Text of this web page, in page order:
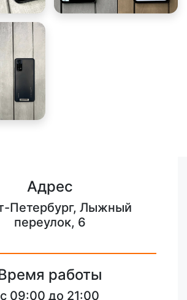
Адрес
Петербург, Лыжный
переулок, 6
работы
c 09:00 до 21:00